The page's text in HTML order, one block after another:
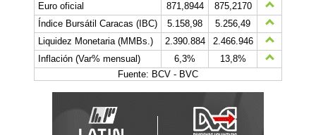
Euro oficial
871,8944
875,2170
Índice Bursátil Caracas (IBC)
5.158,98
5.256,49
Liquidez Monetaria (MMBs.)
2.390.884
2.466.946
Inflación (Var% mensual)
6,3%
13,8%
Fuente: BCV - BVC